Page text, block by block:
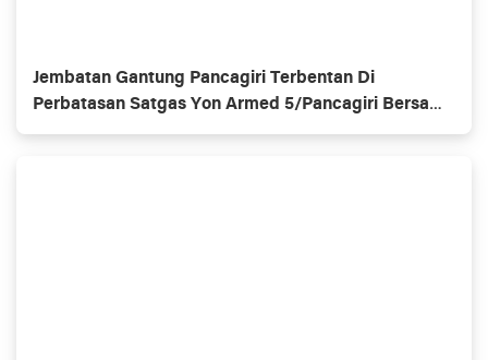
Jembatan Gantung Pancagiri Terbentan Di
Perbatasan Satgas Yon Armed 5/Pancagiri Bersama
Vertikal Rescue Dan PT MA/BDRMS